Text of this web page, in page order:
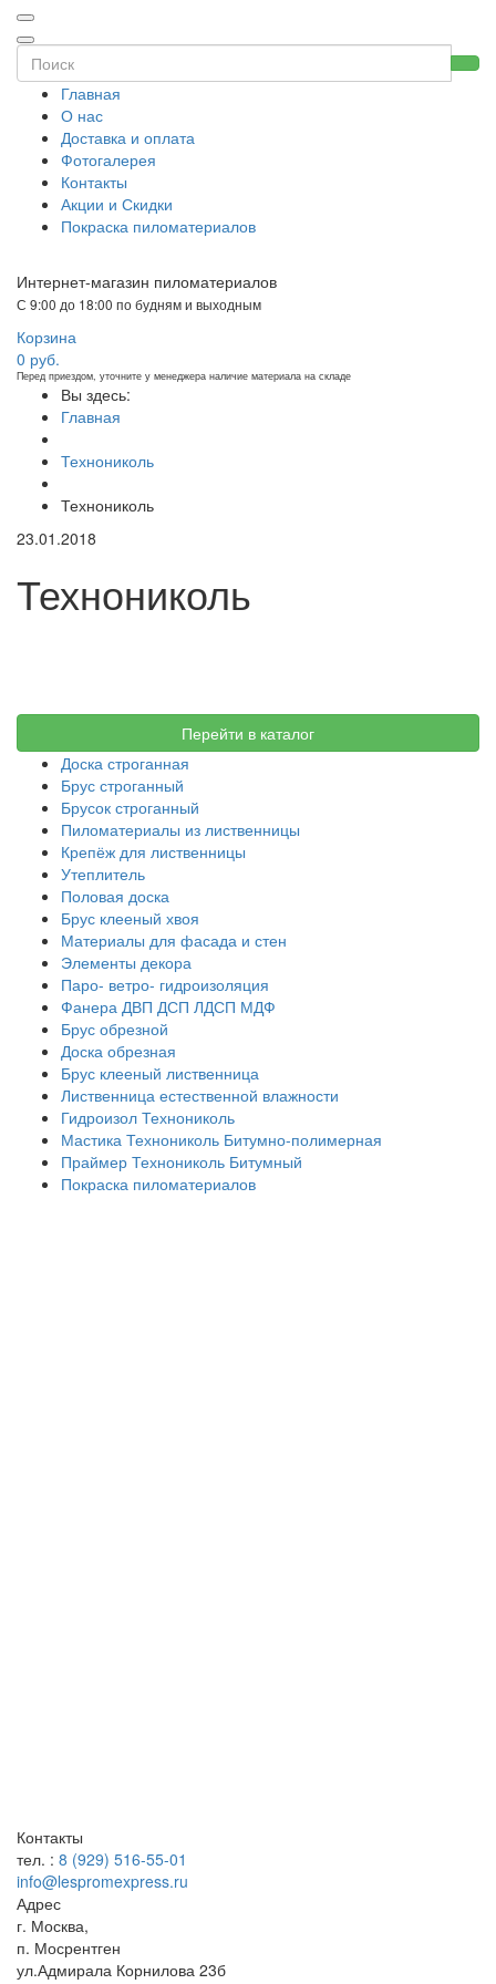
Главная
О нас
Доставка и оплата
Фотогалерея
Контакты
Акции и Скидки
Покраска пиломатериалов
Интернет-магазин пиломатериалов
С 9:00 до 18:00 по будням и выходным
Корзина
0 руб.
Перед приездом, уточните у менеджера наличие материала на складе
Вы здесь:
Главная
Технониколь
Технониколь
23.01.2018
Технониколь
Перейти в каталог
Доска строганная
Брус строганный
Брусок строганный
Пиломатериалы из лиственницы
Крепёж для лиственницы
Утеплитель
Половая доска
Брус клееный хвоя
Материалы для фасада и стен
Элементы декора
Паро- ветро- гидроизоляция
Фанера ДВП ДСП ЛДСП МДФ
Брус обрезной
Доска обрезная
Брус клееный лиственница
Лиственница естественной влажности
Гидроизол Технониколь
Мастика Технониколь Битумно-полимерная
Праймер Технониколь Битумный
Покраска пиломатериалов
Контакты
тел. : 8 (929) 516-55-01
info@lespromexpress.ru
Адрес
г. Москва,
п. Мосрентген
ул.Адмирала Корнилова 23б